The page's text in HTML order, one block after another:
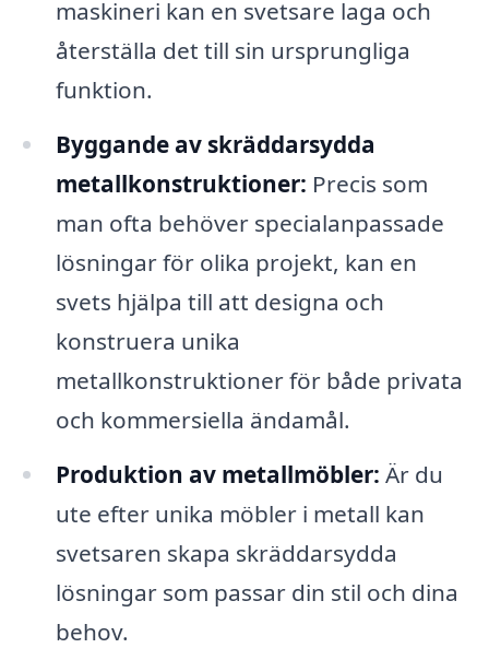
maskineri kan en svetsare laga och
återställa det till sin ursprungliga
funktion.
Byggande av skräddarsydda
metallkonstruktioner: Precis som
man ofta behöver specialanpassade
lösningar för olika projekt, kan en
svets hjälpa till att designa och
konstruera unika
metallkonstruktioner för både privata
och kommersiella ändamål.
Produktion av metallmöbler: Är du
ute efter unika möbler i metall kan
svetsaren skapa skräddarsydda
lösningar som passar din stil och dina
behov.